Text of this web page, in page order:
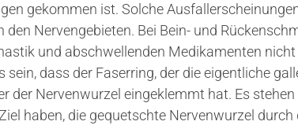
gekommen ist. Solche
Nervengebieten. Bei Bein- und
und abschwellenden Medikamenten
dass der Faserring, der die eigentliche
der Nervenwurzel eingeklemmt hat. Es
haben, die gequetschte Nervenwurzel